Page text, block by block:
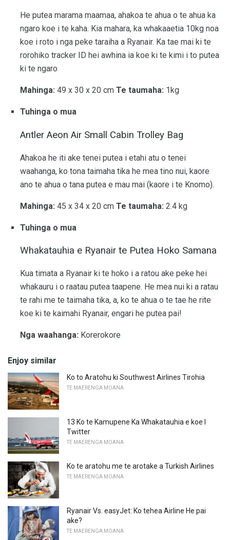
He putea marama maamaa, ahakoa te ahua o te ahua ka
ngaro koe i te kaha. Kia mahara, ka whakaaetia 10kg noa
koe i roto i nga peke taraiha a Ryanair. Ka tae mai ki te
rorohiko tracker ID hei awhina ia koe ki te kimi i to putea
ki te ngaro
Mahinga: 49 x 30 x 20 cm Te taumaha: 1kg
Tuhinga o mua
Antler Aeon Air Small Cabin Trolley Bag
Ahakoa he iti ake tenei putea i etahi atu o tenei
waahanga, ko tona taimaha tika he mea tino nui, kaore
ano te ahua o tana putea e mau mai (kaore i te Knomo).
Mahinga: 45 x 34 x 20 cm Te taumaha: 2.4 kg
Tuhinga o mua
Whakatauhia e Ryanair te Putea Hoko Samana
Kua timata a Ryanair ki te hoko i a ratou ake peke hei
whakauru i o raatau putea taapene. He mea nui ki a ratau
te rahi me te taimaha tika, a, ko te ahua o te tae he rite
koe ki te kaimahi Ryanair, engari he putea pai!
Nga waahanga: Korerokore
Enjoy similar
Ko to Aratohu ki Southwest Airlines Tirohia
TE MAERENGA MOANA
13 Ko te Kamupene Ka Whakatauhia e koe I
Twitter
TE MAERENGA MOANA
Ko te aratohu me te arotake a Turkish Airlines
TE MAERENGA MOANA
Ryanair Vs. easyJet: Ko tehea Airline He pai
ake?
TE MAERENGA MOANA